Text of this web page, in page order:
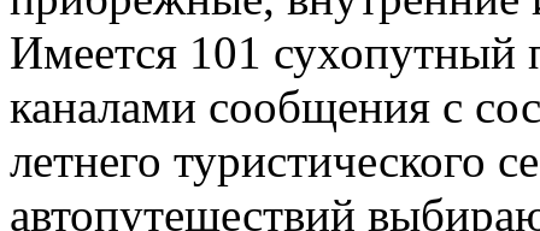
Имеется 101
каналами сообщения с
летнего туристического
автопутешествий